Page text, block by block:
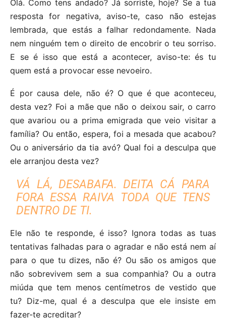
Olá. Como tens andado? Já sorriste, hoje? Se a tua
resposta for negativa, aviso-te, caso não estejas
lembrada, que estás a falhar redondamente. Nada
nem ninguém tem o direito de encobrir o teu sorriso.
E se é isso que está a acontecer, aviso-te: és tu
quem está a provocar esse nevoeiro.
É por causa dele, não é? O que é que aconteceu,
desta vez? Foi a mãe que não o deixou sair, o carro
que avariou ou a prima emigrada que veio visitar a
família? Ou então, espera, foi a mesada que acabou?
Ou o aniversário da tia avó? Qual foi a desculpa que
ele arranjou desta vez?
VÁ LÁ, DESABAFA. DEITA CÁ PARA
FORA ESSA RAIVA TODA QUE TENS
DENTRO DE TI.
Ele não te responde, é isso? Ignora todas as tuas
tentativas falhadas para o agradar e não está nem aí
para o que tu dizes, não é? Ou são os amigos que
não sobrevivem sem a sua companhia? Ou a outra
miúda que tem menos centímetros de vestido que
tu? Diz-me, qual é a desculpa que ele insiste em
fazer-te acreditar?